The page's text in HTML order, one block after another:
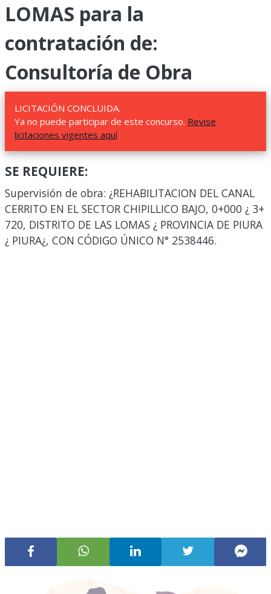
LOMAS para la
contratación de:
Consultoría de Obra
LICITACIÓN CONCLUIDA.
Ya no puede participar de este concurso. Revise
licitaciones vigentes aquí
SE REQUIERE:
Supervisión de obra: ¿REHABILITACION DEL CANAL
CERRITO EN EL SECTOR CHIPILLICO BAJO, 0+000 ¿ 3+
720, DISTRITO DE LAS LOMAS ¿ PROVINCIA DE PIURA
¿ PIURA¿, CON CÓDIGO ÚNICO N° 2538446.